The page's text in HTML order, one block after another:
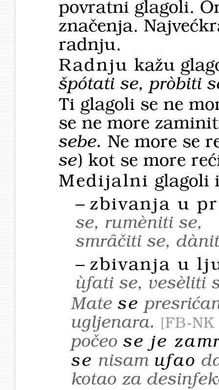
povratni glagoli.
značenja.
radnju.
Radnju kažu
špótati se, pròbiti
Ti glagoli se ne
se ne more
sebe. Ne more se
se) kot se more
Medijalni glagoli
–zbivanja u
se, rumèniti se,
smrȃčiti se,
–zbivanja u
ùfati se, vesèliti
Mate se
ugljenara.
FB-NK
počeo se je
se nisam ufao
kotao za